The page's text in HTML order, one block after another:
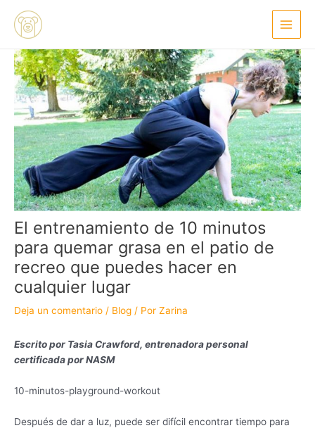
contenido
Main
Menu
El entrenamiento de 10 minutos
para quemar grasa en el patio de
recreo que puedes hacer en
cualquier lugar
Deja un comentario / Blog / Por Zarina
Escrito por Tasia Crawford, entrenadora personal
certificada por NASM
10-minutos-playground-workout
Después de dar a luz, puede ser difícil encontrar tiempo para
de
entradas